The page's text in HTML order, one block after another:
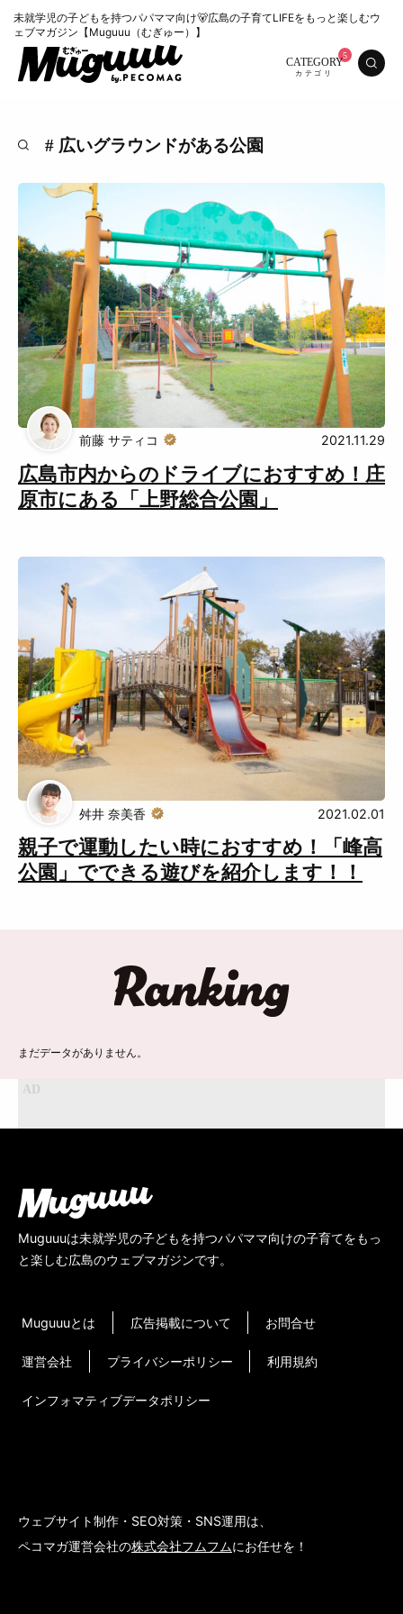
未就学児の子どもを持つパパママ向け🐻広島の子育てLIFEをもっと楽しむウ
ェブマガジン【Muguuu（むぎゅー）】
CATEGORY
特集 くらし
おいしい お知らせ
おでかけ
Muguuuとは 運営会社
インフォマティブデータポリシ
ー
お問合せ
利用規約
# 広いグラウンドがある公園
広島市内からのドライブにおすすめ！庄
原市にある「上野総合公園」
前藤 サティコ 2021.11.29
親子で運動したい時におすすめ！「峰高
公園」でできる遊びを紹介します！！
舛井 奈美香 2021.02.01
まだデータがありません。
Muguuuは未就学児の子どもを持つパパママ向けの子育てをもっ
と楽しむ広島のウェブマガジンです。
Muguuuとは 広告掲載について お問合せ
運営会社 プライバシーポリシー 利用規約
インフォマティブデータポリシー
ウェブサイト制作・SEO対策・SNS運用は、
ペコマガ運営会社の株式会社フムフムにお任せを！